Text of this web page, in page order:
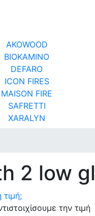
AKOWOOD
BIOKAMINO
DEFARO
ICON FIRES
MAISON FIRE
SAFRETTI
XARALYN
2 low
την τιμή